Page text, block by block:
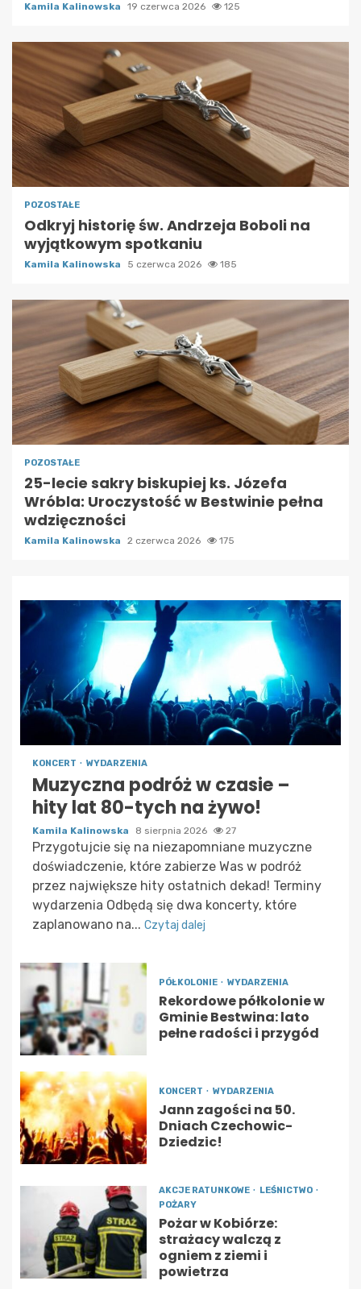
Kamila Kalinowska 19 czerwca 2026 125
POZOSTAŁE
Odkryj historię św. Andrzeja Boboli na
wyjątkowym spotkaniu
Kamila Kalinowska 5 czerwca 2026 185
POZOSTAŁE
25-lecie sakry biskupiej ks. Józefa
Wróbla: Uroczystość w Bestwinie pełna
wdzięczności
Kamila Kalinowska 2 czerwca 2026 175
KONCERT WYDARZENIA
Muzyczna podróż w czasie –
hity lat 80-tych na żywo!
Kamila Kalinowska 8 sierpnia 2026 27
Przygotujcie się na niezapomniane muzyczne
doświadczenie, które zabierze Was w podróż
przez największe hity ostatnich dekad! Terminy
wydarzenia Odbędą się dwa koncerty, które
zaplanowano na... Czytaj dalej
PÓŁKOLONIE WYDARZENIA
Rekordowe półkolonie w
Gminie Bestwina: lato
pełne radości i przygód
KONCERT WYDARZENIA
Jann zagości na 50.
Dniach Czechowic-
Dziedzic!
AKCJE RATUNKOWE
LEŚNICTWO
POŻARY
Pożar w Kobiórze:
strażacy walczą z
ogniem z ziemi i
powietrza